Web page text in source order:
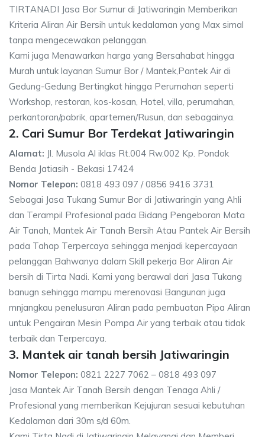
TIRTANADI Jasa Bor Sumur di Jatiwaringin Memberikan
Kriteria Aliran Air Bersih untuk kedalaman yang Max simal
tanpa mengecewakan pelanggan.
Kami juga Menawarkan harga yang Bersahabat hingga
Murah untuk layanan Sumur Bor / Mantek,Pantek Air di
Gedung-Gedung Bertingkat hingga Perumahan seperti
Workshop, restoran, kos-kosan, Hotel, villa, perumahan,
perkantoran/pabrik, apartemen/Rusun, dan sebagainya.
2. Cari Sumur Bor Terdekat Jatiwaringin
Alamat: Jl. Musola Al iklas Rt.004 Rw.002 Kp. Pondok
Benda Jatiasih - Bekasi 17424
Nomor Telepon: 0818 493 097 / 0856 9416 3731
Sebagai Jasa Tukang Sumur Bor di Jatiwaringin yang Ahli
dan Terampil Profesional pada Bidang Pengeboran Mata
Air Tanah, Mantek Air Tanah Bersih Atau Pantek Air Bersih
pada Tahap Terpercaya sehingga menjadi kepercayaan
pelanggan Bahwanya dalam Skill pekerja Bor Aliran Air
bersih di Tirta Nadi. Kami yang berawal dari Jasa Tukang
banugn sehingga mampu merenovasi Bangunan juga
mnjangkau penelusuran Aliran pada pembuatan Pipa Aliran
untuk Pengairan Mesin Pompa Air yang terbaik atau tidak
terbaik dan Terpercaya.
3. Mantek air tanah bersih Jatiwaringin
Nomor Telepon: 0821 2227 7062 – 0818 493 097
Jasa Mantek Air Tanah Bersih dengan Tenaga Ahli /
Profesional yang memberikan Kejujuran sesuai kebutuhan
Kedalaman dari 30m s/d 60m.